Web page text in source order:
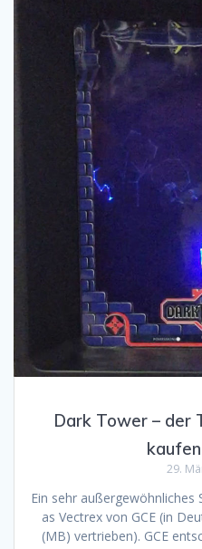
Dark Tower – der
29.
Ein sehr außergewöhnliches
as Vectrex von GCE (in
(MB) vertrieben). GCE